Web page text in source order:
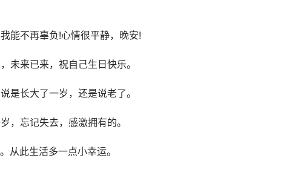
能不再辜负!心情很平静，晚安!
未来已来，祝自己生日快乐。
是长大了一岁，还是说老了。
，忘记失去，感激拥有的。
从此生活多一点小幸运。